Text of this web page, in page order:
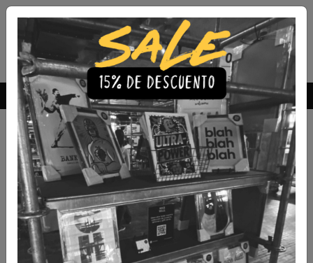
Envío Gratis a todo Chile comprando 3 o más productos